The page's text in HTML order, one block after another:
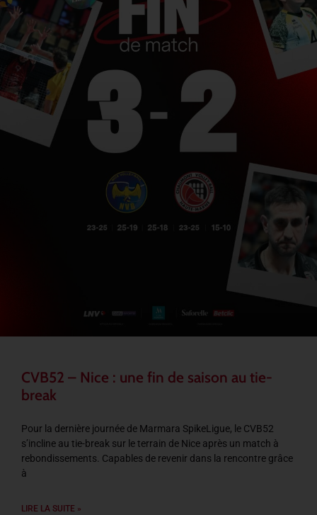
CVB52 – Nice : une fin de saison au tie-
break
Pour la dernière journée de Marmara SpikeLigue, le CVB52
s’incline au tie-break sur le terrain de Nice après un match à
rebondissements. Capables de revenir dans la rencontre grâce
à
LIRE LA SUITE »